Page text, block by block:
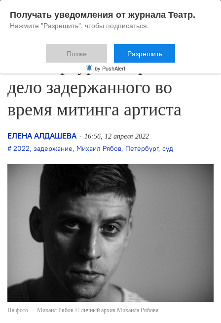
В Петербурге закрыли
дело задержанного во
время митинга артиста
ЕЛЕНА АЛДАШЕВА 16:56, 12 апреля 2022
2022, задержание, Михаил Рябов, Петербург, суд
На фото — Михаил Рябов © личный архив Михаила Рябова
Получать уведомления от журнала Театр.
Нажмите "Разрешить", чтобы подписаться.
Позже Разрешить
by PushAlert